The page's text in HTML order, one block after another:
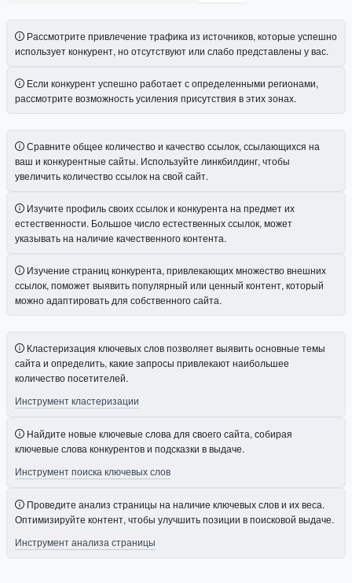
Рассмотрите привлечение трафика из источников, которые успешно
использует конкурент, но отсутствуют или слабо представлены у вас.
Если конкурент успешно работает с определенными регионами,
рассмотрите возможность усиления присутствия в этих зонах.
Сравните общее количество и качество ссылок, ссылающихся на
ваш и конкурентные сайты. Используйте линкбилдинг, чтобы
увеличить количество ссылок на свой сайт.
Изучите профиль своих ссылок и конкурента на предмет их
естественности. Большое число естественных ссылок, может
указывать на наличие качественного контента.
Изучение страниц конкурента, привлекающих множество внешних
ссылок, поможет выявить популярный или ценный контент, который
можно адаптировать для собственного сайта.
Кластеризация ключевых слов позволяет выявить основные темы
сайта и определить, какие запросы привлекают наибольшее
количество посетителей.
Инструмент кластеризации
Найдите новые ключевые слова для своего сайта, собирая
ключевые слова конкурентов и подсказки в выдаче.
Инструмент поиска ключевых слов
Проведите анализ страницы на наличие ключевых слов и их веса.
Оптимизируйте контент, чтобы улучшить позиции в поисковой выдаче.
Инструмент анализа страницы